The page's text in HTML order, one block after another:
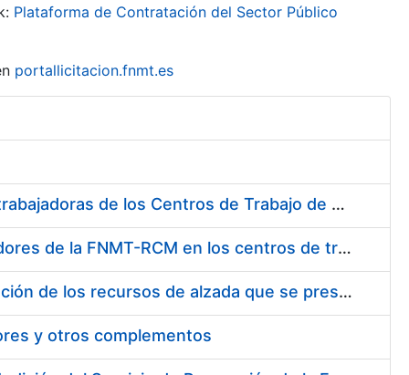
Plataforma de Contratación del Sector Público
portallicitacion.fnmt.es
Suministro de Protectores Auditivos a medida para las personas trabajadoras de los Centros de Trabajo de Madrid y Burgos
Suministro de gafas graduadas antiproyecciones para los trabajadores de la FNMT-RCM en los centros de trabajo de Madrid y Burgos
Servicios de una empresa externa para el asesoramiento y resolución de los recursos de alzada que se presentan relacionados con procesos de selección para la FNMT-RCM
y otros complementos